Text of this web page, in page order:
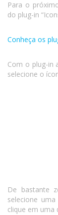
Para o
do plug-in
Conheça os
Com o plug-in
selecione o
De bastante
selecione
clique em uma